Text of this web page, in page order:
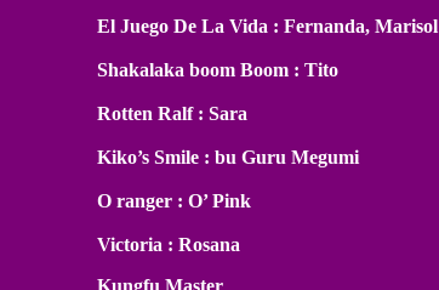
El Juego De La Vida : Fernanda, Marisol
Shakalaka boom Boom : Tito
Rotten Ralf : Sara
Kiko’s Smile : bu Guru Megumi
O ranger : O’ Pink
Victoria : Rosana
Kungfu Master